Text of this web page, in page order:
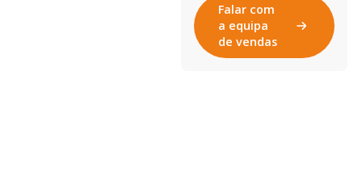
Falar com
a equipa
de vendas